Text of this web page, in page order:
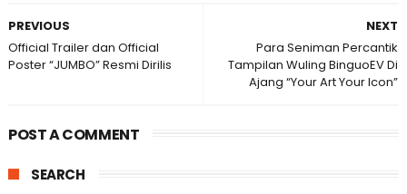
NEXT
Para Seniman Percantik
Tampilan Wuling BinguoEV Di
Ajang “Your Art Your Icon”
PREVIOUS
Official Trailer dan Official
Poster “JUMBO” Resmi Dirilis
POST A COMMENT
SEARCH